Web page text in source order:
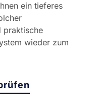
ein tieferes
praktische
wieder zum